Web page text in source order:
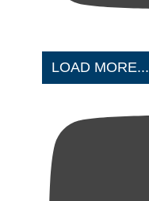
LOAD MORE...